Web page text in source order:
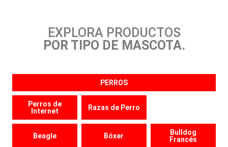
EXPLORA PRODUCTOS
POR TIPO DE MASCOTA.
PERROS
Perros de
Internet
Razas de Perro
Beagle Bóxer
Bulldog
Francés